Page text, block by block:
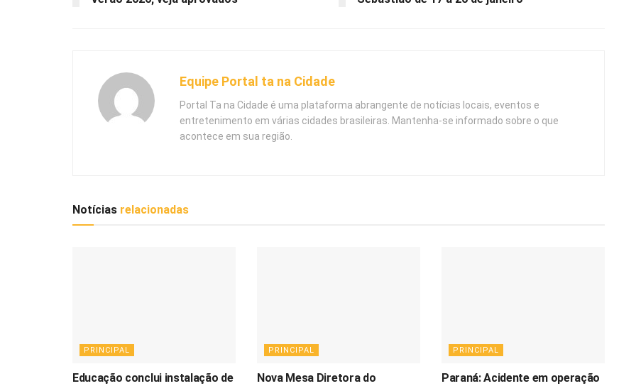
Equipe Portal ta na Cidade
Portal Ta na Cidade é uma plataforma abrangente de notícias locais, eventos e
entretenimento em várias cidades brasileiras. Mantenha-se informado sobre o que
acontece em sua região.
Notícias relacionadas
PRINCIPAL
Educação conclui instalação de
PRINCIPAL
Nova Mesa Diretora do
PRINCIPAL
Paraná: Acidente em operação